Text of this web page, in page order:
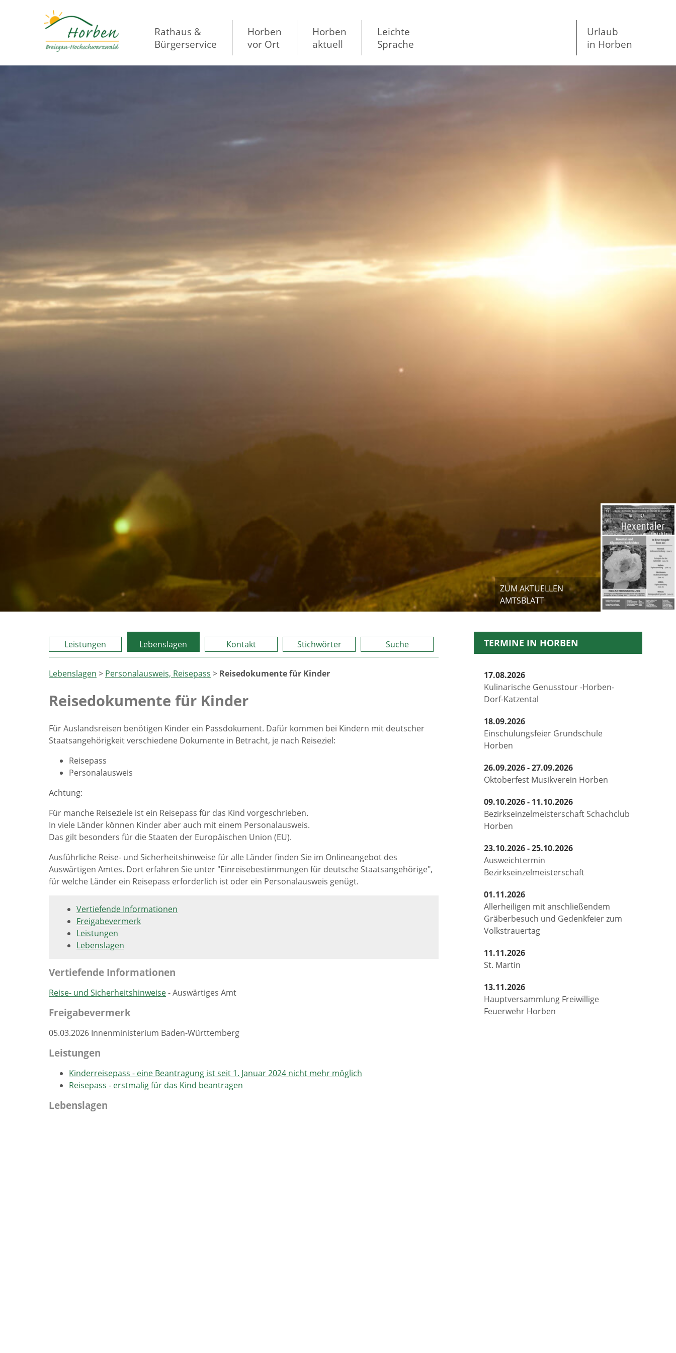
Rathaus &
Bürgerservice
Horben
vor Ort
Horben
aktuell
Leichte
Sprache
Urlaub
in Horben
ZUM AKTUELLEN
AMTSBLATT
Leistungen Lebenslagen Kontakt Stichwörter Suche
Lebenslagen > Personalausweis, Reisepass > Reisedokumente für Kinder
Reisedokumente für Kinder
Für Auslandsreisen benötigen Kinder ein Passdokument. Dafür kommen bei Kindern mit deutscher
Staatsangehörigkeit verschiedene Dokumente in Betracht, je nach Reiseziel:
Reisepass
Personalausweis
Achtung:
Für manche Reiseziele ist ein Reisepass für das Kind vorgeschrieben.
In viele Länder können Kinder aber auch mit einem Personalausweis.
Das gilt besonders für die Staaten der Europäischen Union (EU).
Ausführliche Reise- und Sicherheitshinweise für alle Länder finden Sie im Onlineangebot des
Auswärtigen Amtes. Dort erfahren Sie unter "Einreisebestimmungen für deutsche Staatsangehörige",
für welche Länder ein Reisepass erforderlich ist oder ein Personalausweis genügt.
Vertiefende Informationen
Freigabevermerk
Leistungen
Lebenslagen
Vertiefende Informationen
Reise- und Sicherheitshinweise- Auswärtiges Amt
Freigabevermerk
05.03.2026 Innenministerium Baden-Württemberg
Leistungen
Kinderreisepass - eine Beantragung ist seit 1. Januar 2024 nicht mehr möglich
Reisepass - erstmalig für das Kind beantragen
Lebenslagen
TERMINE IN HORBEN
17.08.2026
Kulinarische Genusstour -Horben-
Dorf-Katzental
18.09.2026
Einschulungsfeier Grundschule
Horben
26.09.2026 - 27.09.2026
Oktoberfest Musikverein Horben
09.10.2026 - 11.10.2026
Bezirkseinzelmeisterschaft Schachclub
Horben
23.10.2026 - 25.10.2026
Ausweichtermin
Bezirkseinzelmeisterschaft
01.11.2026
Allerheiligen mit anschließendem
Gräberbesuch und Gedenkfeier zum
Volkstrauertag
11.11.2026
St. Martin
13.11.2026
Hauptversammlung Freiwillige
Feuerwehr Horben